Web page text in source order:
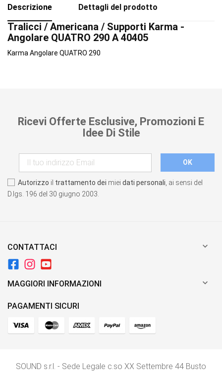
Descrizione Dettagli del prodotto
Tralicci / Americana / Supporti Karma -
Angolare QUATRO 290 A 40405
Karma Angolare QUATRO 290
Ricevi Offerte Esclusive, Promozioni E
Idee Di Stile
Autorizzo il trattamento dei miei dati personali , ai sensi del
D.lgs. 196 del 30 giugno 2003.
CONTATTACI 
MAGGIORI INFORMAZIONI 
PAGAMENTI SICURI
SOUND s.r.l. - Sede Legale c.so XX Settembre 44 Busto